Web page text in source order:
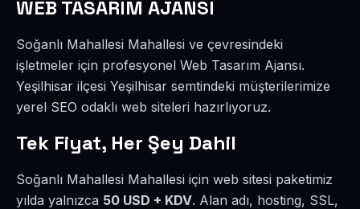
WEB TASARIM AJANSI
Soğanlı Mahallesi Mahallesi ve çevresindeki
işletmeler için profesyonel Web Tasarım Ajansı.
Yeşilhisar ilçesi Yeşilhisar semtindeki müşterilerimize
yerel SEO odaklı web siteleri hazırlıyoruz.
Tek Fiyat, Her Şey Dahil
Soğanlı Mahallesi Mahallesi için web sitesi paketimiz
yılda yalnızca 50 USD + KDV. Alan adı, hosting, SSL,